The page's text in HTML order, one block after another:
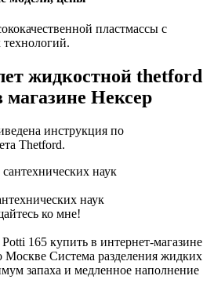
пластмассы с
жидкостной thetford
Нексер
инструкция по
Thetford.
наук
ко мне!
165 купить в интернет-магазине
Москве Система разделения жидких
запаха и медленное наполнение